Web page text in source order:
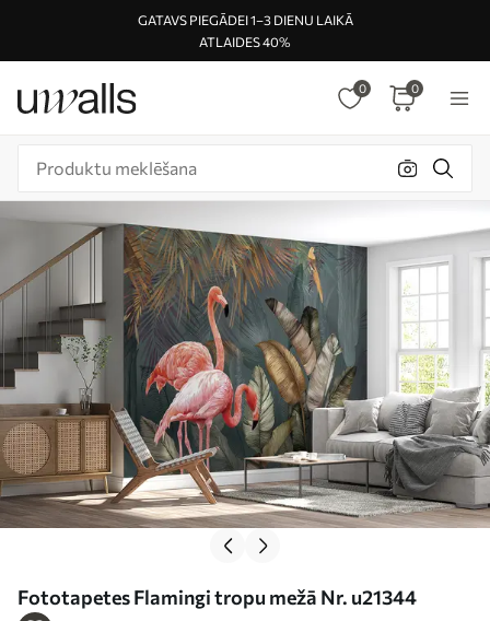
GATAVS PIEGĀDEI 1–3 DIENU LAIKĀ
ATLAIDES 40%
0 0
Fototapetes Flamingi tropu mežā Nr. u21344